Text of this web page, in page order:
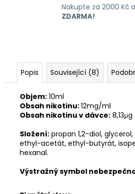
Nakupte za 2000 Kč
ZDARMA!
Popis Související (8)
Objem: 10ml
Obsah nikotinu:12mg/ml
Obsah nikotinu v dávce: 8,13μg
Složení: propan 1,2-diol,
ethyl-acetát, ethyl-butyrát,
hexanal.
Výstražný symbol